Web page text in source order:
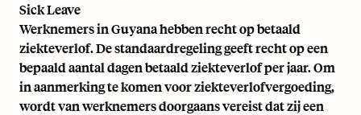
Sick Leave
Werknemers in Guyana hebben recht op betaald
ziekteverlof. De standaardregeling geeft recht op een
bepaald aantal dagen betaald ziekteverlof per jaar. Om
in aanmerking te komen voor ziekteverlofvergoeding,
wordt van werknemers doorgaans vereist dat zij een